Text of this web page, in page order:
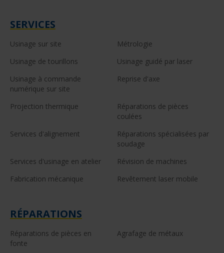
SERVICES
Usinage sur site
Métrologie
Usinage de tourillons
Usinage guidé par laser
Usinage à commande
numérique sur site
Reprise d'axe
Projection thermique
Réparations de pièces
coulées
Services d'alignement
Réparations spécialisées par
soudage
Services d'usinage en atelier
Révision de machines
Fabrication mécanique
Revêtement laser mobile
RÉPARATIONS
Réparations de pièces en
fonte
Agrafage de métaux